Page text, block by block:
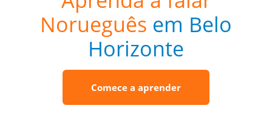
Norueguês em Belo
Horizonte
Comece a aprender